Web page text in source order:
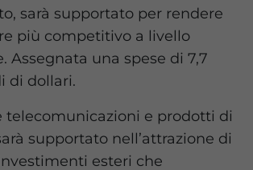
sarà supportato per rendere
più competitivo a livello
Assegnata una spese di 7,7
di dollari.
telecomunicazioni e prodotti di
supportato nell’attrazione di
esteri che